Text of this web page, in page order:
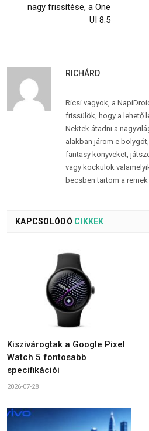
nagy frissítése, a One
UI 8.5
RICHÁRD
Ricsi vagyok, a
frissülök, hogy a lehető
Nektek átadni a
alakban járom e
fantasy könyveket,
vagy kockulok
becsben tartom a
KAPCSOLÓDÓ CIKKEK
Kiszivárogtak a Google Pixel
Watch 5 fontosabb
specifikációi
2026-07-28